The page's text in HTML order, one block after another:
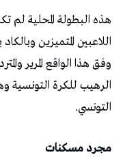
هذه البطولة المحلية
اللاعبين المتميزين
وفق هذا الواقع المرير
الرهيب للكرة التونسية
التونسي.
مجرد مسكنات